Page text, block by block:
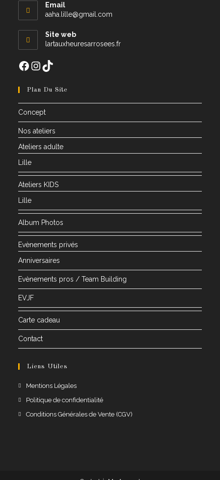
Email
aaha.lille@gmail.com
application
Site web
lartauxheuresarrosees.fr
Facebook
Instagram
TikTok
Plan Du Site
Concept
Nos ateliers
Ateliers adulte
Lille
Ateliers KIDS
Lille
Album Photos
Evènements privés
Anniversaires
Evènements pros / Team Building
EVJF
Carte cadeau
Contact
Liens Utiles
Mentions LégalesS’ouvre
dans
Politique de confidentialitéS’ouvre
dans
Conditions Générales de Vente (CGV)